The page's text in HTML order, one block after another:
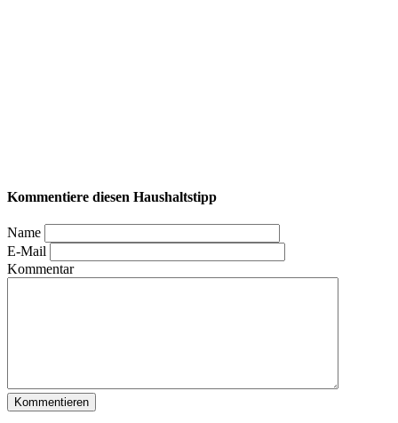
Kommentiere diesen Haushaltstipp
Name
E-Mail
Kommentar